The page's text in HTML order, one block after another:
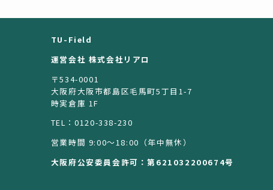
TU-Field
運営会社 株式会社リアロ
〒534-0001
大阪府大阪市都島区毛馬町5丁目1-7
時実倉庫 1F
TEL：0120-338-230
営業時間 9:00〜18:00（年中無休）
大阪府公安委員会許可：第621032200674号